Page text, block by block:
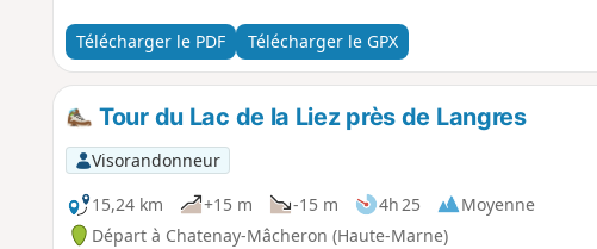
Télécharger le PDF Télécharger le GPX
Tour du Lac de la Liez près de Langres
Visorandonneur
15,24 km
+15 m -15 m 4h 25
Moyenne
Départ à Chatenay-Mâcheron (Haute-Marne)